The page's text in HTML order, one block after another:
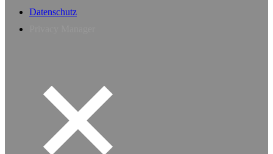
Datenschutz